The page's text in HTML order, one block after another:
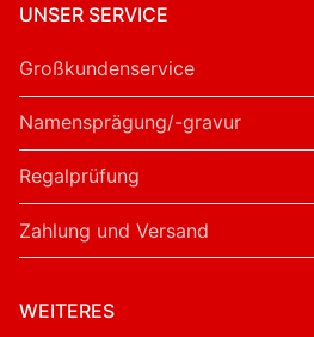
UNSER SERVICE
Großkundenservice
Namensprägung/-gravur
Regalprüfung
Zahlung und Versand
WEITERES